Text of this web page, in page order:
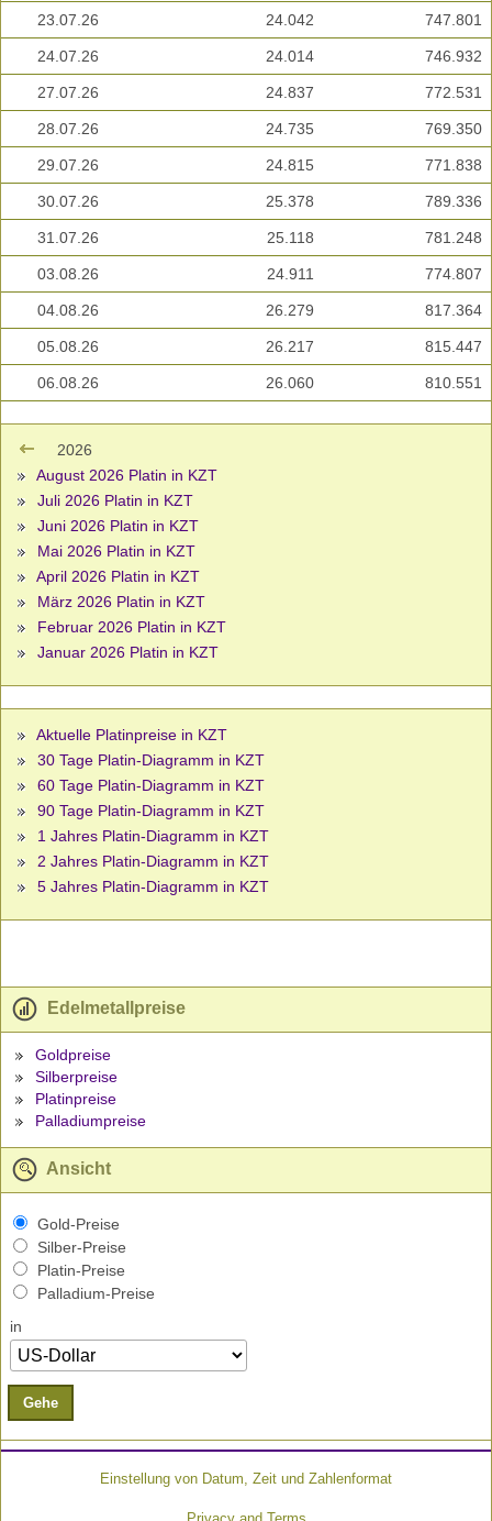
23.07.26 24.042 747.801
24.07.26 24.014 746.932
27.07.26 24.837 772.531
28.07.26 24.735 769.350
29.07.26 24.815 771.838
30.07.26 25.378 789.336
31.07.26 25.118 781.248
03.08.26 24.911 774.807
04.08.26 26.279 817.364
05.08.26 26.217 815.447
06.08.26 26.060 810.551
2026
August 2026 Platin in KZT
Juli 2026 Platin in KZT
Juni 2026 Platin in KZT
Mai 2026 Platin in KZT
April 2026 Platin in KZT
März 2026 Platin in KZT
Februar 2026 Platin in KZT
Januar 2026 Platin in KZT
Aktuelle Platinpreise in KZT
30 Tage Platin-Diagramm in KZT
60 Tage Platin-Diagramm in KZT
90 Tage Platin-Diagramm in KZT
1 Jahres Platin-Diagramm in KZT
2 Jahres Platin-Diagramm in KZT
5 Jahres Platin-Diagramm in KZT
Edelmetallpreise
Goldpreise
Silberpreise
Platinpreise
Palladiumpreise
Ansicht
Gold-Preise
Silber-Preise
Platin-Preise
Palladium-Preise
in
Gehe
Einstellung von Datum, Zeit und Zahlenformat
Privacy and Terms